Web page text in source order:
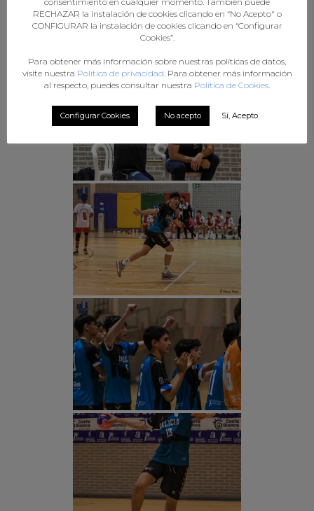
RECHAZAR la instalación de cookies clicando en “No Acepto" o
CONFIGURAR la instalación de cookies clicando en “Configurar
Cookies”.
Para obtener más información sobre nuestras políticas de datos,
visite nuestra Política de privacidad . Para obtener más información
al respecto, puedes consultar nuestra Política de Cookies
Configurar Cookies No acepto Sí, Acepto